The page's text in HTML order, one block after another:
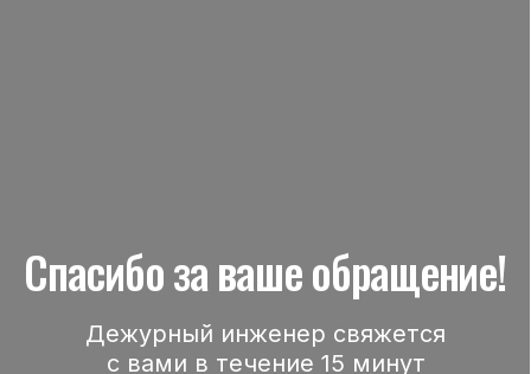
Дежурный инженер свяжется
с вами в течение 15 минут
Вернуться на главную
Вернуться на главную